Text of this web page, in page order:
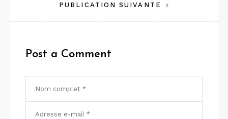
l’articlePUBLICATION SUIVANTE
Post a Comment